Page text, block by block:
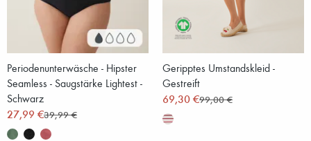
Periodenunterwäsche - Hipster
Seamless - Saugstärke Lightest -
Schwarz
27,99 €39,99 €
Geripptes Umstandskleid -
Gestreift
69,30 €99,00 €